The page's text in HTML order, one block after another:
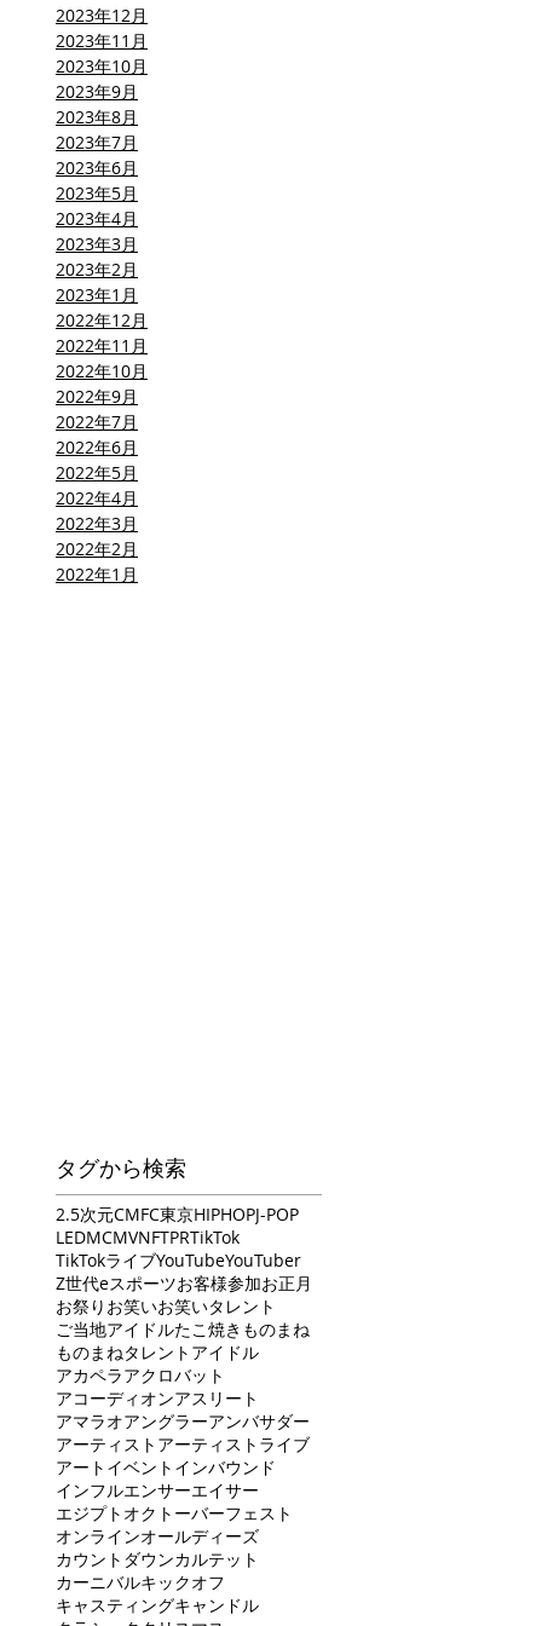
2023年12月
2023年11月
2023年10月
2023年9月
2023年8月
2023年7月
2023年6月
2023年5月
2023年4月
2023年3月
2023年2月
2023年1月
2022年12月
2022年11月
2022年10月
2022年9月
2022年7月
2022年6月
2022年5月
2022年4月
2022年3月
2022年2月
2022年1月
タグから検索
2.5次元CMFC東京HIPHOPJ-POP
LEDMCMVNFTPRTikTok
TikTokライブYouTubeYouTuber
Z世代eスポーツお客様参加お正月
お祭り お笑いお笑いタレント
ご当地アイドルたこ焼き ものまね
ものまねタレント アイドル
アカペラアクロバット
アコーディオンアスリート
アマラオアングラーアンバサダー
アーティスト アーティストライブ
アート イベント インバウンド
インフルエンサーエイサー
エジプト オクトーバーフェスト
オンラインオールディーズ
カウントダウンカルテット
カーニバルキックオフ
キャスティングキャンドル